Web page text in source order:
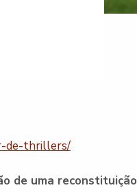
de-thrillers/
de uma reconstituição